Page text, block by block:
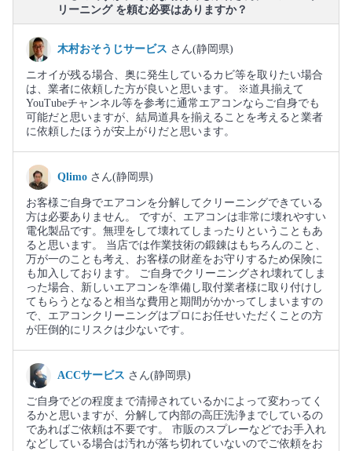
リーニング を頼む必要はありますか？
木村おそうじサービス さん(静岡県)
ニオイが残る場合、奥に発生しているカビ等を取りたい場合
は、業者に依頼した方が良いと思います。 ※道具揃えて
YouTubeチャンネル等を参考に通常エアコンならご自身でも
可能だと思いますが、結局道具を揃えることを考えると業者
に依頼したほうが安上がりだと思います。
Qlimo さん(静岡県)
お客様ご自身でエアコンを分解してクリーニングできている
方は必要ありません。 ですが、エアコンは非常に壊れやすい
電化製品です。無理をして壊れてしまったりということもあ
ると思います。 当店では作業技術の鍛錬はもちろんのこと、
万が一のことも考え、お客様の財産をお守りするため保険に
も加入しております。 ご自身でクリーニングされ壊れてしま
った場合、新しいエアコンを準備し取付業者様に取り付けし
てもらうとなると相当な費用と期間がかかってしまいますの
で、エアコンクリーニングはプロにお任せいただくことの方
が圧倒的にリスクは少ないです。
ACCサービス さん(静岡県)
ご自身でどの程度まで清掃されているかによって変わってく
るかと思いますが、分解して内部の高圧洗浄までしているの
であればご依頼は不要です。 市販のスプレーなどでお手入れ
などしている場合は汚れが落ち切れていないのでご依頼をお